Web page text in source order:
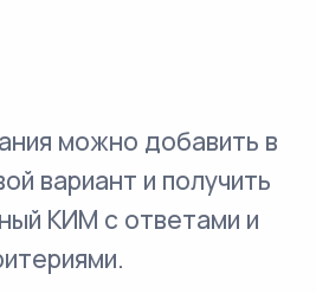
можно добавить в
вариант и получить
КИМ с ответами и